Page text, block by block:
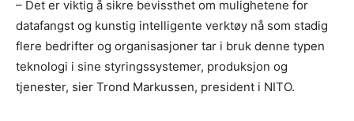
– Det er viktig å sikre bevissthet om mulighetene for
datafangst og kunstig intelligente verktøy nå som stadig
flere bedrifter og organisasjoner tar i bruk denne typen
teknologi i sine styringssystemer, produksjon og
tjenester, sier Trond Markussen, president i NITO.